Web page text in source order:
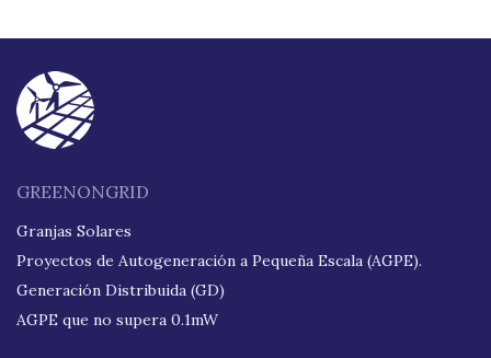
GREENONGRID
Granjas Solares
Proyectos de Autogeneración a Pequeña Escala (AGPE).
Generación Distribuida (GD)
AGPE que no supera 0.1mW